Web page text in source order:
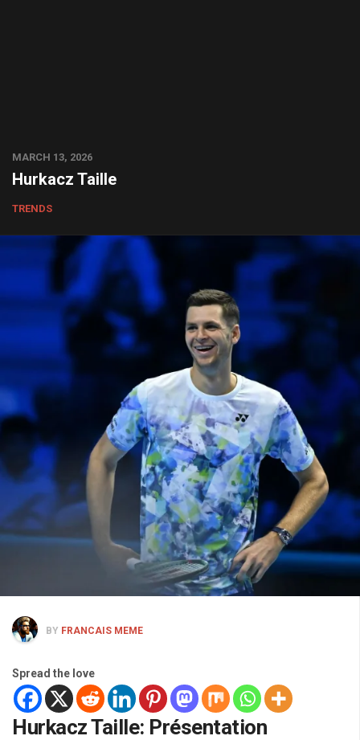
MARCH 13, 2026
Hurkacz Taille
TRENDS
BY FRANCAIS MEME
Spread the love
Hurkacz Taille: Présentation